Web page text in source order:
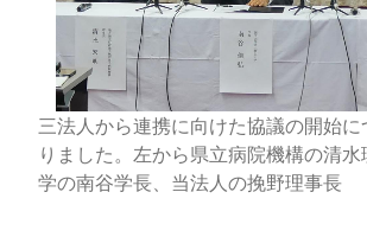
三法人から連携に向けた協議の開始
りました。左から県立病院機構の清
学の南谷学長、当法人の挽野理事長